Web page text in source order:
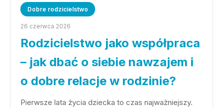
Dobre rodzicielstwo
26 czerwca 2026
Rodzicielstwo jako współpraca
– jak dbać o siebie nawzajem i
o dobre relacje w rodzinie?
Pierwsze lata życia dziecka to czas najważniejszy.